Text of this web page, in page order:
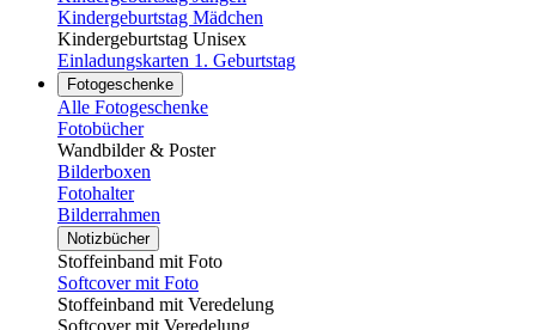
Kindergeburtstag Mädchen
Kindergeburtstag Unisex
Einladungskarten 1. Geburtstag
Fotogeschenke
Alle Fotogeschenke
Fotobücher
Wandbilder & Poster
Bilderboxen
Fotohalter
Bilderrahmen
Notizbücher
Stoffeinband mit Foto
Softcover mit Foto
Stoffeinband mit Veredelung
Softcover mit Veredelung